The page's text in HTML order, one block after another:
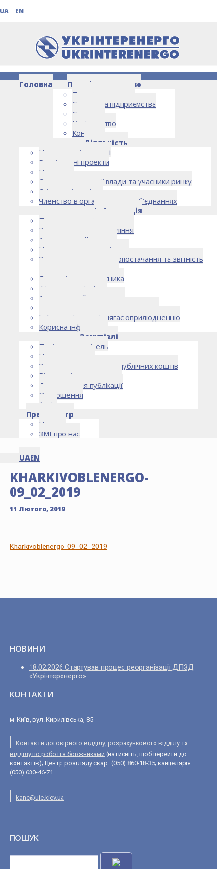
UA EN
Головна
Про підприємство
Про підприємство
Структура підприємства
Стратегія
Керівництво
Контакти
Діяльність
Напрямки діяльності
Реалізовані проекти
Партнери
Органи державної влади та учасники ринку
Спільна діяльність
Членство в організаціях та об’єднаннях
Інформація
Правоустановчі документи
Рішення органу управління
Аудиторський комітет
Нормативно-правові акти
Загальні умови електропостачання та звітність
Лист очікувань власника
Фінансова звітність
Антикорупційна політика
Кодекс етики та ділової поведінки
Інформація, що підлягає оприлюдненню
Корисна інформація
Закупівлі
Політика закупівель
План закупівель
Звіт про використання публічних коштів
Відомості про договори
Договори для публікації
Оголошення
Архів
Прес-центр
Новини
ЗМІ про нас
UAEN
НОВИНИ
KHARKIVOBLENERGO-
09_02_2019
11 Лютого, 2019
Kharkivoblenergo-09_02_2019
НОВИНИ
18.02.2026 Стартував процес реорганізації ДПЗД
«Укрінтеренерго»
КОНТАКТИ
м. Київ, вул. Кирилівська, 85
Контакти договірного відділу, розрахункового відділу та
відділу по роботі з боржниками (натисніть, щоб перейти до
контактів); Центр розгляду скарг (050) 860-18-35; канцелярія
(050) 630-46-71
kanc@uie.kiev.ua
ПОШУК